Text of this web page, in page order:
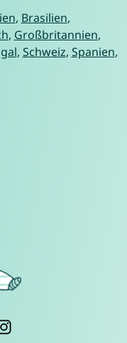
, Brasilien,
, Großbritannien,
, Schweiz, Spanien,